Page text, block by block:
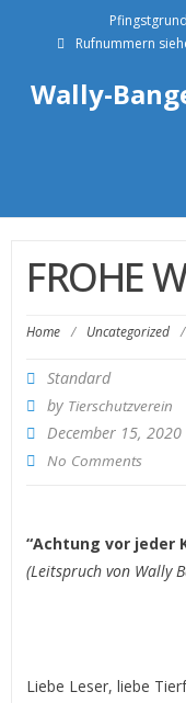
Rufnummern
Wally-
FROHE
Home / Uncategorized /
Standard
by Tierschutzverein
December 15, 2020
No Comments
“Achtung vor jeder
(Leitspruch von Wally
Liebe Leser, liebe